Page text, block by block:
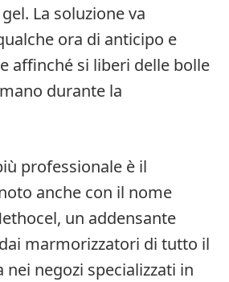
La soluzione va
ora di anticipo e
affinché si liberi delle bolle
durante la
professionale è il
anche con il nome
un addensante
marmorizzatori di tutto il
nei negozi specializzati in